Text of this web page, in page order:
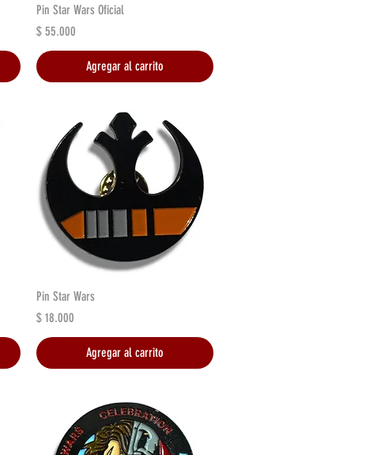
Vista rápida
Pin Star Wars Oficial
Precio
$ 55.000
Agregar al carrito
Pin Star Wars
Precio
$ 18.000
Agregar al carrito